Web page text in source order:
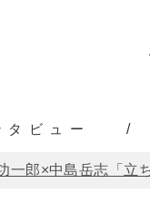
ビュー
一郎×中島岳志「立